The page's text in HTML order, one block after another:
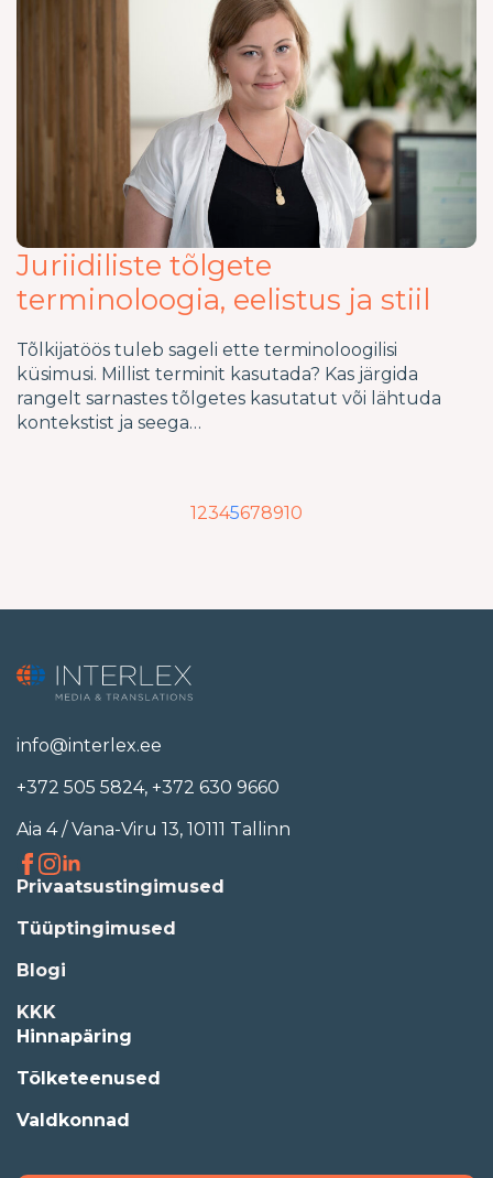
Juriidiliste tõlgete
terminoloogia, eelistus ja stiil
Tõlkijatöös tuleb sageli ette terminoloogilisi
küsimusi. Millist terminit kasutada? Kas järgida
rangelt sarnastes tõlgetes kasutatut või lähtuda
kontekstist ja seega…
12345678910
info@interlex.ee
+372 505 5824, +372 630 9660
Aia 4 / Vana-Viru 13, 10111 Tallinn
Privaatsustingimused
Tüüptingimused
Blogi
KKK
Hinnapäring
Tõlketeenused
Valdkonnad